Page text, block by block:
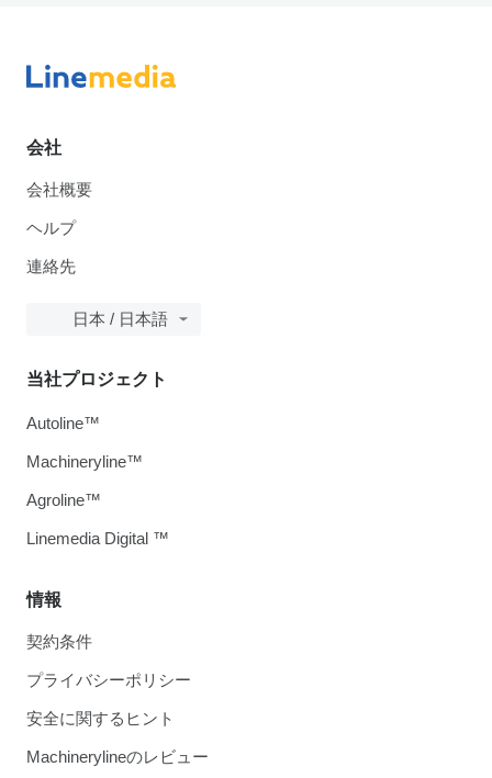
会社
会社概要
ヘルプ
連絡先
日本 / 日本語
情報
契約条件
プライバシーポリシー
安全に関するヒント
Machinerylineのレビュー
当社プロジェクト
Autoline™
Machineryline™
Agroline™
Linemedia Digital ™